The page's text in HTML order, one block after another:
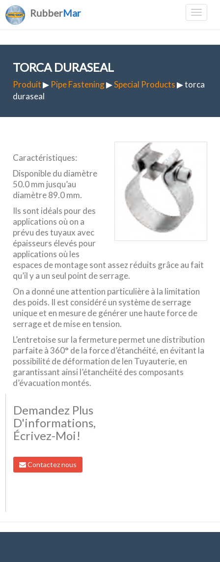
RubberMar
TORCA DURASEAL
Produit▶ Pipe Fastening▶Special Products▶ torca
duraseal
Caractéristiques:
Disponible du diamètre
50.0 mm jusqu’au
diamètre 89.0 mm.
Ils sont idéals pour des
applications où on a
prévu des tuyaux avec
épaisseurs élevés pour
applications où les
espaces de montage sont assez réduits grâce au fait
qu’il y a un seul point de serrage.
On a donné une attention particulière à la limitation
des poids. Il est considéré un système de serrage
unique et en mesure de générer une haute force de
serrage et de mise en tension.
L’entretoise sur la fermeture permet une distribution
parfaite à 360° de la force d’étanchéité, en évitant la
possibilité de déformation de len Tuyauterie, en
garantissant ainsi l’étanchéité des composants
d’évacuation montés.
Demandez Plus
D'informations,
Écrivez-Moi!
Contactez nous